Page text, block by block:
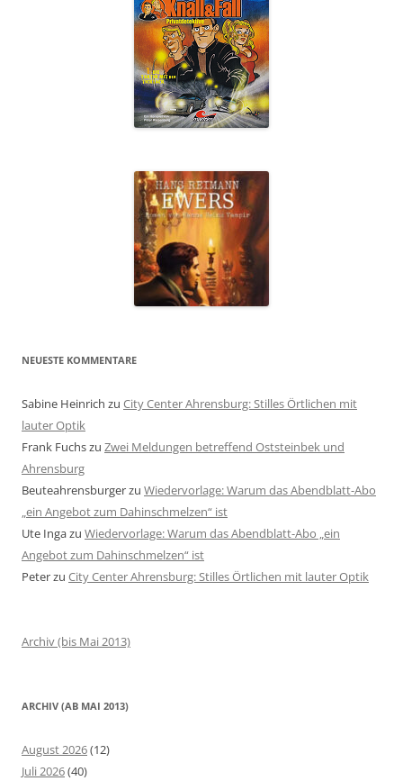
NEUESTE KOMMENTARE
Sabine Heinrich zu City Center Ahrensburg: Stilles Örtlichen mit
lauter Optik
Frank Fuchszu Zwei Meldungen betreffend Oststeinbek und
Ahrensburg
Beuteahrensburgerzu Wiedervorlage: Warum das Abendblatt-Abo
„ein Angebot zum Dahinschmelzen“ ist
Ute Ingazu Wiedervorlage: Warum das Abendblatt-Abo „ein
Angebot zum Dahinschmelzen“ ist
Peterzu City Center Ahrensburg: Stilles Örtlichen mit lauter Optik
Archiv (bis Mai 2013)
ARCHIV (AB MAI 2013)
August 2026(12)
Juli 2026(40)